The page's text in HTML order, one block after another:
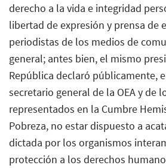
derecho a la vida e integridad
libertad de expresión y prensa de
periodistas de los medios de
general; antes bien, el mismo
República declaró públicamente,
secretario general de la OEA y de
representados en la Cumbre
Pobreza, no estar dispuesto a
dictada por los organismos
protección a los derechos